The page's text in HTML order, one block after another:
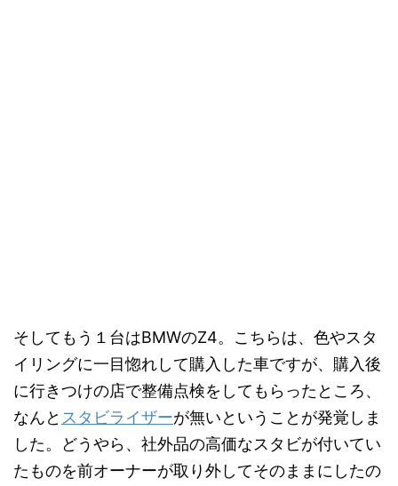
そしてもう１台はBMWのZ4。こちらは、色やスタ
イリングに一目惚れして購入した車ですが、購入後
に行きつけの店で整備点検をしてもらったところ、
なんと スタビライザーが無いということが発覚しま
した。どうやら、社外品の高価なスタビが付いてい
たものを前オーナーが取り外してそのままにしたの